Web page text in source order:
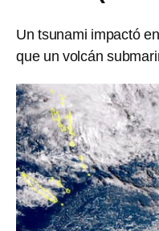
Un tsunami impactó
que un volcán